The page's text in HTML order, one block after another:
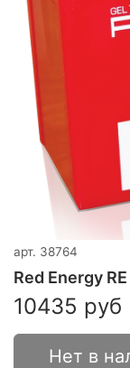
арт. 38764
Red Energy
10435 руб
Нет в